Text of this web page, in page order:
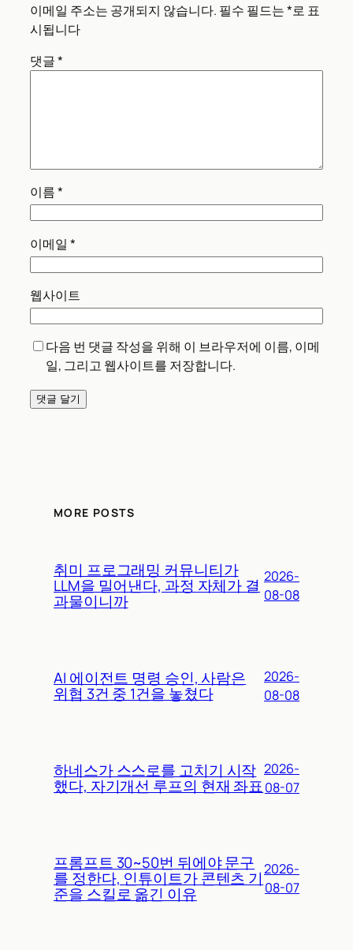
이메일 주소는 공개되지 않습니다. 필수 필드는*로 표
시됩니다
댓글*
이름*
이메일 *
웹사이트
다음 번 댓글 작성을 위해 이 브라우저에 이름, 이메
일, 그리고 웹사이트를 저장합니다.
MORE POSTS
취미 프로그래밍 커뮤니티가
LLM을 밀어낸다, 과정 자체가 결
과물이니까
2026-
08-08
AI 에이전트 명령 승인, 사람은
위협 3건 중 1건을 놓쳤다
2026-
08-08
하네스가 스스로를 고치기 시작
했다, 자기개선 루프의 현재 좌표
2026-
08-07
프롬프트 30~50번 뒤에야 문구
를 정한다, 인튜이트가 콘텐츠 기
준을 스킬로 옮긴 이유
2026-
08-07